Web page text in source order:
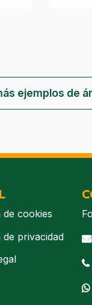
ejemplos de
de cookies
de privacidad